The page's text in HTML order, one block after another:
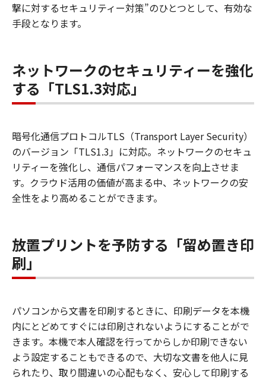
撃に対するセキュリティー対策”のひとつとして、有効な
手段となります。
ネットワークのセキュリティーを強化
する「TLS1.3対応」
暗号化通信プロトコルTLS（Transport Layer Security）
のバージョン「TLS1.3」に対応。ネットワークのセキュ
リティーを強化し、通信パフォーマンスを向上させま
す。クラウド活用の価値が高まる中、ネットワークの安
全性をより高めることができます。
放置プリントを予防する「留め置き印
刷」
パソコンから文書を印刷するときに、印刷データを本機
内にとどめてすぐには印刷されないようにすることがで
きます。本機で本人確認を行ってからしか印刷できない
よう設定することもできるので、大切な文書を他人に見
られたり、取り間違いの心配もなく、安心して印刷する